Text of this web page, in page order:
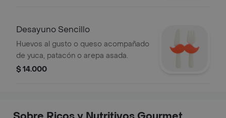
Desayuno Sencillo
Huevos al gusto o queso acompañado
de yuca, patacón o arepa asada.
$ 14.000